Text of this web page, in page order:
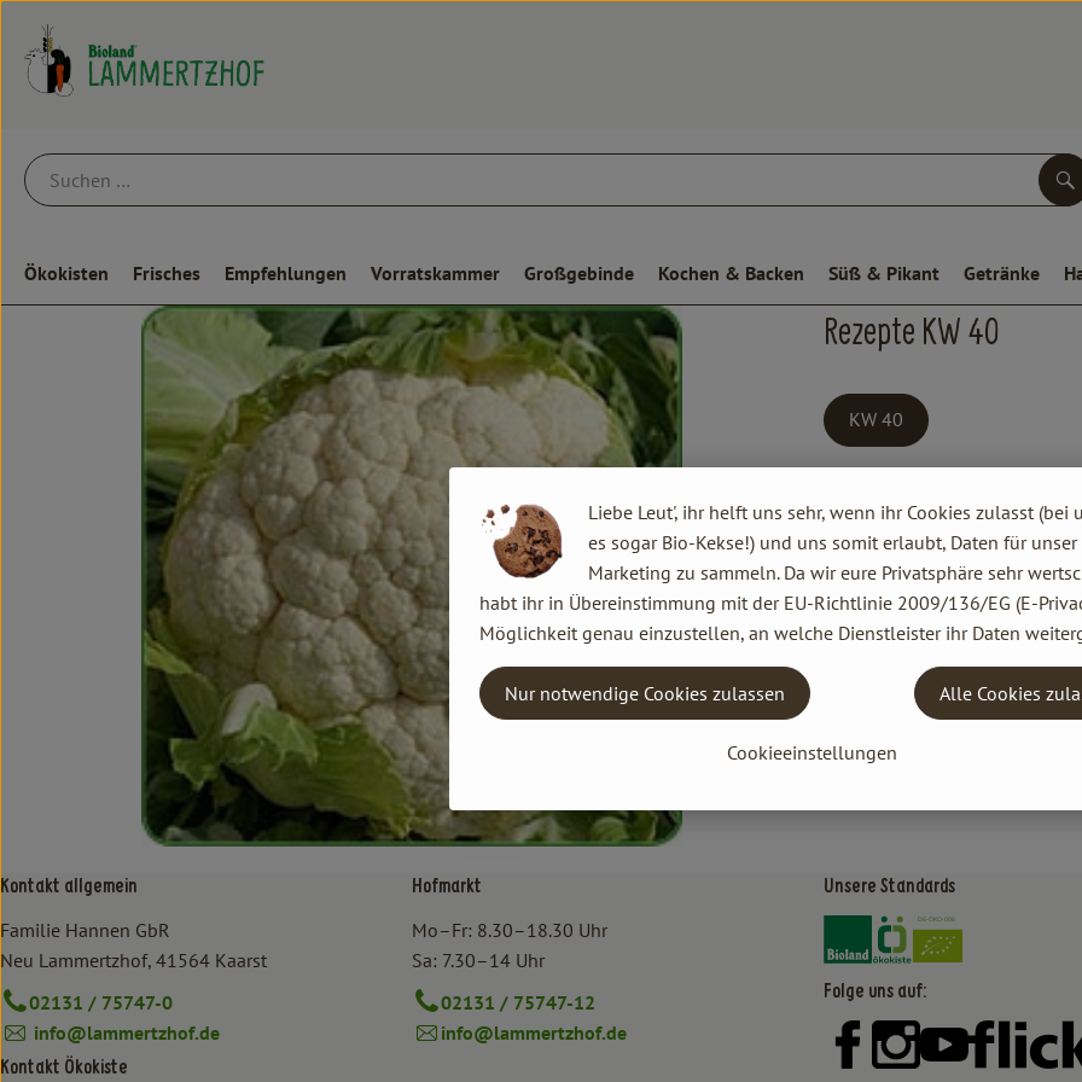
Ökokisten Frisches Empfehlungen Vorratskammer Großgebinde Kochen & Backen Süß & Pikant Getränke
Rezepte KW 40
KW 40
Kontakt allgemein
Familie Hannen GbR
Neu Lammertzhof, 41564 Kaarst
02131 / 75747-0
info@lammertzhof.de
Kontakt Ökokiste
Hofmarkt
Mo–Fr: 8.30–18.30 Uhr
Sa: 7.30–14 Uhr
02131 / 75747-12
info@lammertzhof.de
Unsere Standards
Externer Link zu https://
Externer Link zu
Folge uns auf:
Externer Link zu
Externer Link zu
Externer Link
Liebe Leut', ihr helft uns sehr, wenn ihr Cookies zulasst (bei
es sogar Bio-Kekse!) und uns somit erlaubt, Daten für unser
Marketing zu sammeln. Da wir eure Privatsphäre sehr
habt ihr in Übereinstimmung mit der EU-Richtlinie 2009/136/EG (E-
Möglichkeit genau einzustellen, an welche Dienstleister ihr Daten
Cookieeinstellungen
Nur notwendige Cookies zulassen Alle Cookies